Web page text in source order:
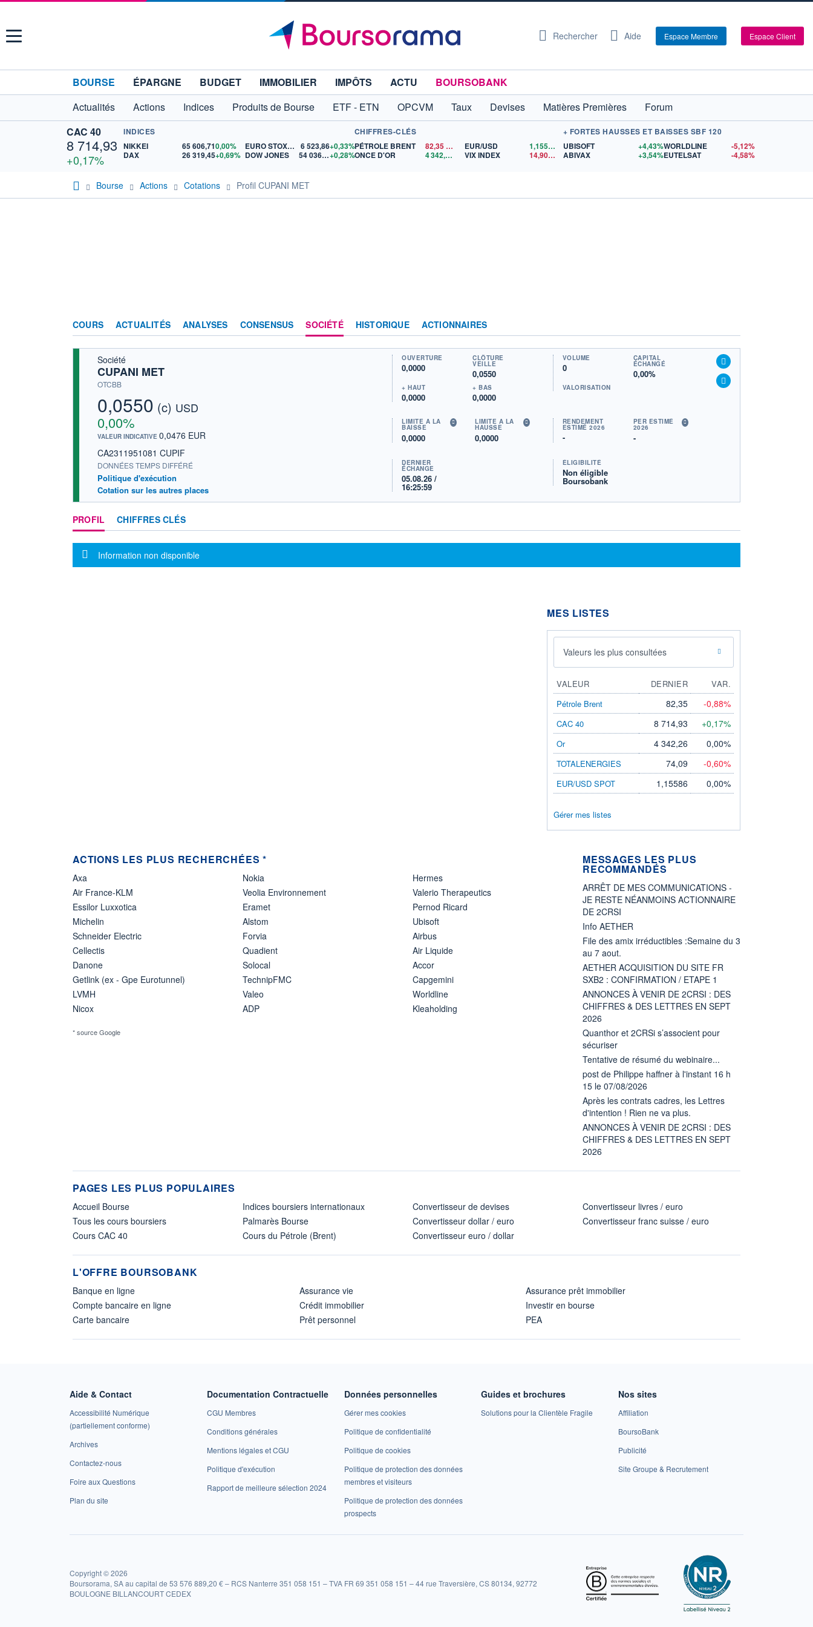
Menu Rechercher Aide Espace Membre Espace Client
BOURSE ÉPARGNE BUDGET IMMOBILIER IMPÔTS ACTU
BOURSOBANK
Actualités
Actions Indices Produits de Bourse ETF - ETN OPCVM Taux Devises Matières Premières
Forum
CAC 40
8 714,93
+0,17%
INDICES
NIKKEI
65 606,710,00%
DAX
26 319,45+0,69%
EURO STOXX 50 6 523,86+0,33%
DOW JONES
54 036,93+0,28%
CHIFFRES-CLÉS
PÉTROLE BRENT
82,35
ONCE D'OR
4 342,26 $US
EUR/USD 1,1559$US
VIX INDEX
14,90
$US
+ FORTES HAUSSES ET BAISSES SBF 120
UBISOFT
+4,43%
ABIVAX
+3,54%
WORLDLINE
-5,12%
EUTELSAT
-4,58%
Bourse Actions Cotations Profil CUPANI MET
COURS ACTUALITÉS ANALYSES CONSENSUS SOCIÉTÉ HISTORIQUE ACTIONNAIRES
Société
CUPANI MET
OTCBB
0,0550 (c) USD
0,00%
VALEUR INDICATIVE 0,0476 EUR
CA2311951081 CUPIF
DONNÉES TEMPS DIFFÉRÉ
Politique d'exécution
Cotation sur les autres places
OUVERTURE
0,0000
CLÔTURE
VEILLE
0,0550
+ HAUT
0,0000
+ BAS
0,0000
VOLUME
0
CAPITAL
ÉCHANGÉ
0,00%
VALORISATION
LIMITE À LA
BAISSE
0,0000
LIMITE À LA
HAUSSE
0,0000
RENDEMENT
ESTIMÉ 2026
-
PER ESTIMÉ
2026
-
DERNIER
ÉCHANGE
05.08.26 /
16:25:59
ÉLIGIBILITÉ
Non éligible
Boursobank
PROFIL CHIFFRES CLÉS
Message d'information
Information non disponible
MES LISTES
Valeurs les plus consultées
VALEUR DERNIER
VAR.
Pétrole Brent
82,35 -0,88%
CAC 40 8 714,93 +0,17%
Or 4 342,26 0,00%
TOTALENERGIES 74,09 -0,60%
EUR/USD SPOT 1,15586 0,00%
Gérer mes listes
ACTIONS LES PLUS RECHERCHÉES *
Axa
Air France-KLM
Essilor Luxxotica
Michelin
Schneider Electric
Cellectis
Danone
Getlink (ex - Gpe Eurotunnel)
LVMH
Nicox
Nokia
Veolia Environnement
Eramet
Alstom
Forvia
Quadient
Solocal
TechnipFMC
Valeo
ADP
Hermes
Valerio Therapeutics
Pernod Ricard
Ubisoft
Airbus
Air Liquide
Accor
Capgemini
Worldline
Kleaholding
* source Google
MESSAGES LES PLUS
RECOMMANDÉS
ARRÊT DE MES COMMUNICATIONS -
JE RESTE NÉANMOINS ACTIONNAIRE
DE 2CRSI
Info AETHER
File des amix irréductibles :Semaine du 3
au 7 aout.
AETHER ACQUISITION DU SITE FR
SXB2 : CONFIRMATION / ETAPE 1
ANNONCES À VENIR DE 2CRSI : DES
CHIFFRES & DES LETTRES EN SEPT
2026
Quanthor et 2CRSi s’associent pour
sécuriser
Tentative de résumé du webinaire...
post de Philippe haffner à l'instant 16 h
15 le 07/08/2026
Après les contrats cadres, les Lettres
d'intention ! Rien ne va plus.
ANNONCES À VENIR DE 2CRSI : DES
CHIFFRES & DES LETTRES EN SEPT
2026
PAGES LES PLUS POPULAIRES
Accueil Bourse
Tous les cours boursiers
Cours CAC 40
Indices boursiers internationaux
Palmarès Bourse
Cours du Pétrole (Brent)
Convertisseur de devises
Convertisseur dollar / euro
Convertisseur euro / dollar
Convertisseur livres / euro
Convertisseur franc suisse / euro
L'OFFRE BOURSOBANK
Banque en ligne
Compte bancaire en ligne
Carte bancaire
Assurance vie
Crédit immobilier
Prêt personnel
Assurance prêt immobilier
Investir en bourse
PEA
Aide & Contact
Accessibilité Numérique
(partiellement conforme)
Archives
Contactez-nous
Foire aux Questions
Plan du site
Documentation Contractuelle
CGU Membres
Conditions générales
Mentions légales et CGU
Politique d'exécution
Rapport de meilleure sélection 2024
Données personnelles
Gérer mes cookies
Politique de confidentialité
Politique de cookies
Politique de protection des données
membres et visiteurs
Politique de protection des données
prospects
Guides et brochures
Solutions pour la Clientèle Fragile
Nos sites
Affiliation
BoursoBank
Publicité
Site Groupe & Recrutement
Copyright © 2026
Boursorama, SA au capital de 53 576 889,20 € – RCS Nanterre 351 058 151 – TVA FR 69 351 058 151 – 44 rue Traversière, CS 80134, 92772
BOULOGNE BILLANCOURT CEDEX